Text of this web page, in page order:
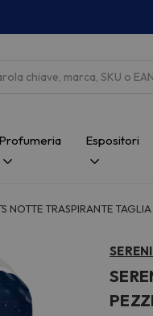
Profumeria Espositori
NOTTE TRASPIRANTE